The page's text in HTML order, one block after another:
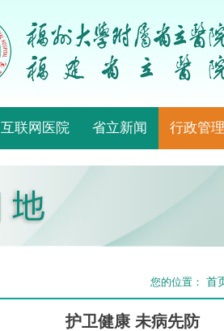
互联网医院 省立新闻 行政管理
您的位置： 首
护卫健康 未病先防